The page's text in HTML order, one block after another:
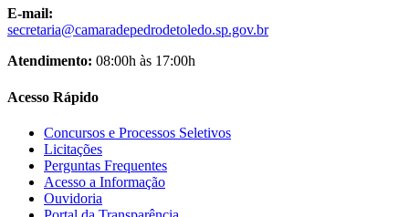
E-mail:
secretaria@camaradepedrodetoledo.sp.gov.br
Atendimento: 08:00h às 17:00h
Acesso Rápido
Concursos e Processos Seletivos
Licitações
Perguntas Frequentes
Acesso a Informação
Ouvidoria